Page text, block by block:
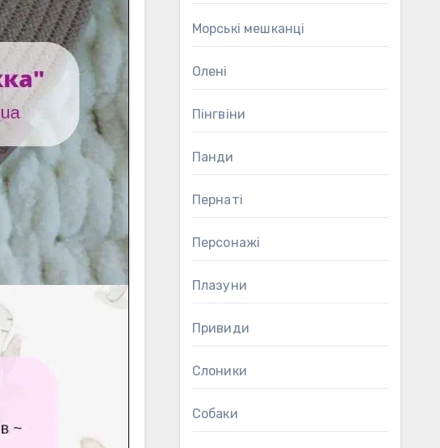
Морські мешканці
Олені
Пінгвіни
Панди
Пернаті
Персонажі
Плазуни
Привиди
Слоники
Собаки